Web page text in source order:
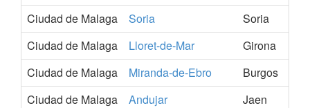
Ciudad de Malaga
Soria
Soria
Ciudad de Malaga
Lloret-de-Mar
Girona
Ciudad de Malaga
Miranda-de-Ebro
Burgos
Ciudad de Malaga
Andujar
Jaen